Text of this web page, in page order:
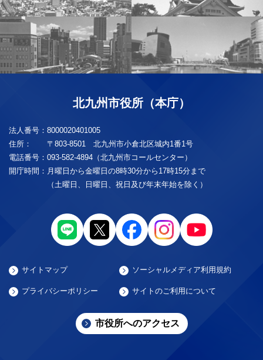
北九州市役所（本庁）
法人番号： 8000020401005
住所：
〒803-8501 北九州市小倉北区城内1番1号
電話番号： 093-582-4894（北九州市コールセンター）
開庁時間： 月曜日から金曜日の8時30分から17時15分まで
（土曜日、日曜日、祝日及び年末年始を除く）
サイトマップ ソーシャルメディア利用規約
プライバシーポリシー サイトのご利用について
市役所へのアクセス